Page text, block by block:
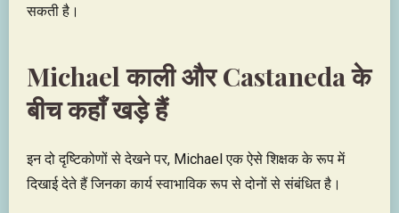
सकती है।
Michael काली और Castaneda के
बीच कहाँ खड़े हैं
इन दो दृष्टिकोणों से देखने पर, Michael एक ऐसे शिक्षक के रूप में
दिखाई देते हैं जिनका कार्य स्वाभाविक रूप से दोनों से संबंधित है।